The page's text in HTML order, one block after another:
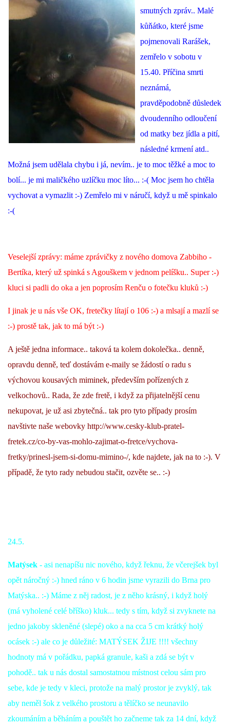
smutných zpráv.. Malé
kůňátko, které jsme
pojmenovali Rarášek,
zemřelo v sobotu v
15.40. Příčina smrti
neznámá,
pravděpodobně důsledek
dvoudenního odloučení
od matky bez jídla a pití,
následné krmení atd..
Možná jsem udělala chybu i já, nevím.. je to moc těžké a moc to
bolí... je mi maličkého uzlíčku moc líto... :-( Moc jsem ho chtěla
vychovat a vymazlit :-) Zemřelo mi v náručí, když u mě spinkalo
:-(
Veselejší zprávy: máme zprávičky z nového domova Zabbiho -
Bertíka, který už spinká s Agouškem v jednom pelíšku.. Super :-)
kluci si padli do oka a jen poprosím Renču o fotečku kluků :-)
I jinak je u nás vše OK, fretečky lítají o 106 :-) a mlsají a mazlí se
:-) prostě tak, jak to má být :-)
A ještě jedna informace.. taková ta kolem dokolečka.. denně,
opravdu denně, teď dostávám e-maily se žádostí o radu s
výchovou kousavých miminek, především pořízených z
velkochovů.. Rada, že zde fretě, i když za přijatelnější cenu
nekupovat, je už asi zbytečná.. tak pro tyto případy prosím
navštivte naše webovky http://www.cesky-klub-pratel-
fretek.cz/co-by-vas-mohlo-zajimat-o-fretce/vychova-
fretky/prinesl-jsem-si-domu-mimino-/, kde najdete, jak na to :-). V
případě, že tyto rady nebudou stačit, ozvěte se.. :-)
24.5.
Matýsek - asi nenapíšu nic nového, když řeknu, že včerejšek byl
opět náročný :-) hned ráno v 6 hodin jsme vyrazili do Brna pro
Matýska.. :-) Máme z něj radost, je z něho krásný, i když holý
(má vyholené celé bříško) kluk... tedy s tím, když si zvyknete na
jedno jakoby skleněné (slepé) oko a na cca 5 cm krátký holý
ocásek :-) ale co je důležité: MATÝSEK ŽIJE !!!! všechny
hodnoty má v pořádku, papká granule, kaši a zdá se být v
pohodě.. tak u nás dostal samostatnou místnost celou sám pro
sebe, kde je tedy v kleci, protože na malý prostor je zvyklý, tak
aby neměl šok z velkého prostoru a tělíčko se neunavilo
zkoumáním a běháním a pouštět ho začneme tak za 14 dní, když